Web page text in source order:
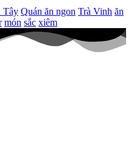
Tây Quán ăn ngon Trà Vinh ăn
món sắc xiêm